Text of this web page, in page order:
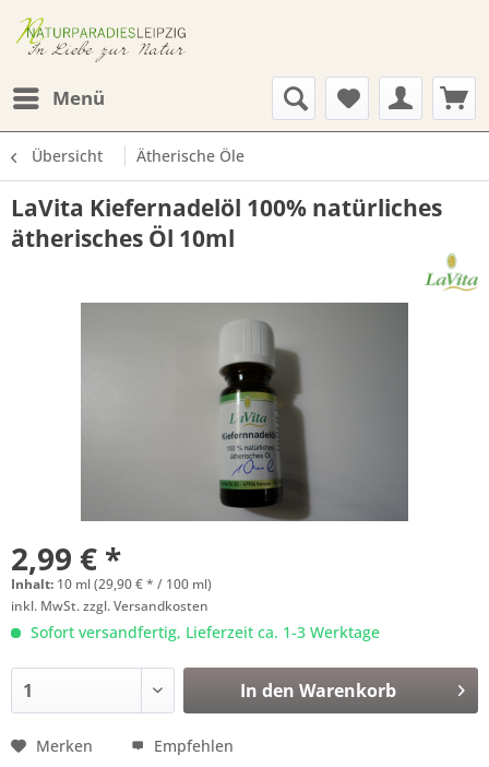
Menü
Übersicht Ätherische Öle
LaVita Kiefernadelöl 100% natürliches
ätherisches Öl 10ml
2,99 € *
Inhalt: 10 ml (29,90 € * / 100 ml)
inkl. MwSt.zzgl. Versandkosten
Sofort versandfertig, Lieferzeit ca. 1-3 Werktage
In den Warenkorb
Merken Empfehlen